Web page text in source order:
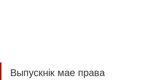
Выпускнік мае права